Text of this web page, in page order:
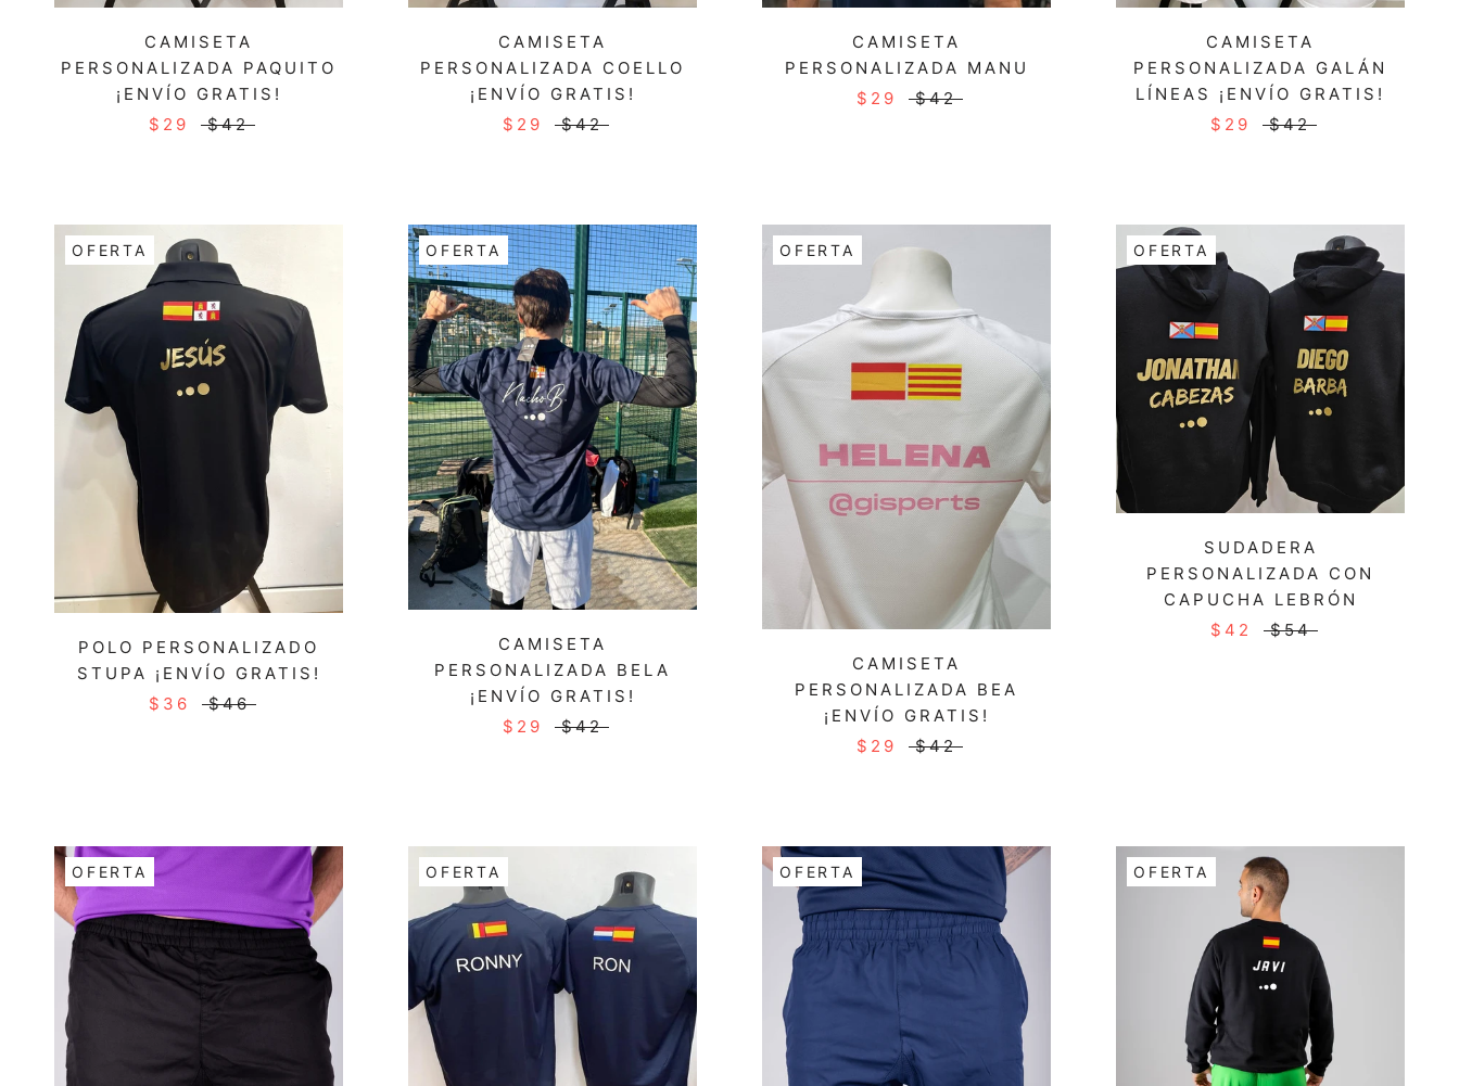
CAMISETA
PERSONALIZADA PAQUITO
¡ENVÍO GRATIS!
$29
$42
CAMISETA
PERSONALIZADA COELLO
¡ENVÍO GRATIS!
$29
$42
CAMISETA
PERSONALIZADA MANU
$29
$42
CAMISETA
PERSONALIZADA GALÁN
LÍNEAS ¡ENVÍO GRATIS!
$29
$42
OFERTA
POLO PERSONALIZADO
STUPA ¡ENVÍO GRATIS!
$36
$46
OFERTA
CAMISETA
PERSONALIZADA BELA
¡ENVÍO GRATIS!
$29
$42
OFERTA
CAMISETA
PERSONALIZADA BEA
¡ENVÍO GRATIS!
$29
$42
OFERTA
SUDADERA
PERSONALIZADA CON
CAPUCHA LEBRÓN
$42
$54
OFERTA OFERTA OFERTA OFERTA